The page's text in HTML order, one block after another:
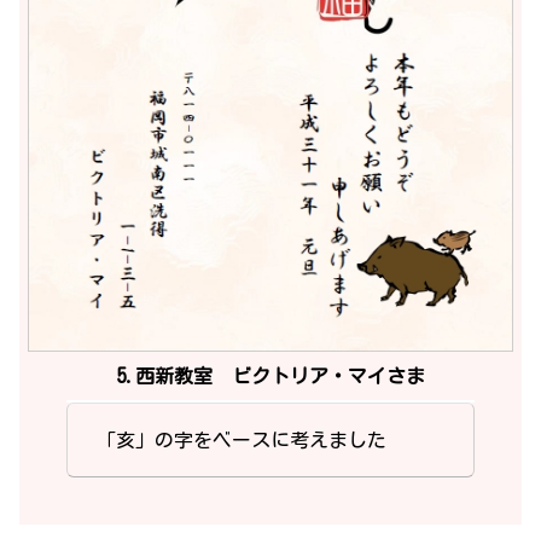
5.西新教室 ビクトリア・マイさま
「亥」の字をベースに考えました